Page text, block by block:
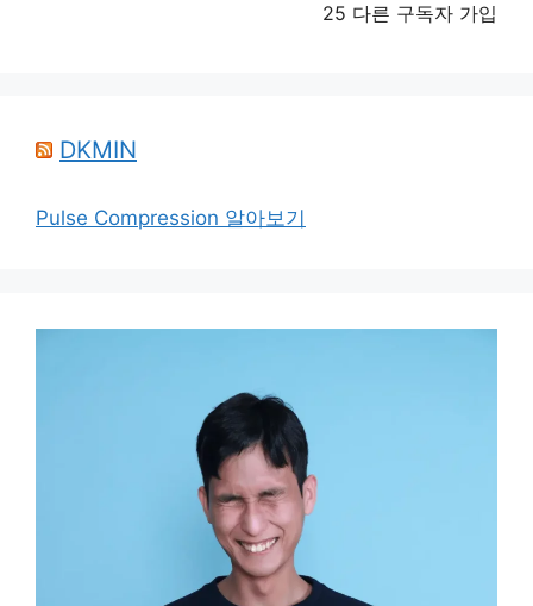
25 다른 구독자 가입
DKMIN
Pulse Compression 알아보기